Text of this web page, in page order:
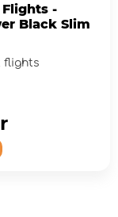
-
Black Slim
flights